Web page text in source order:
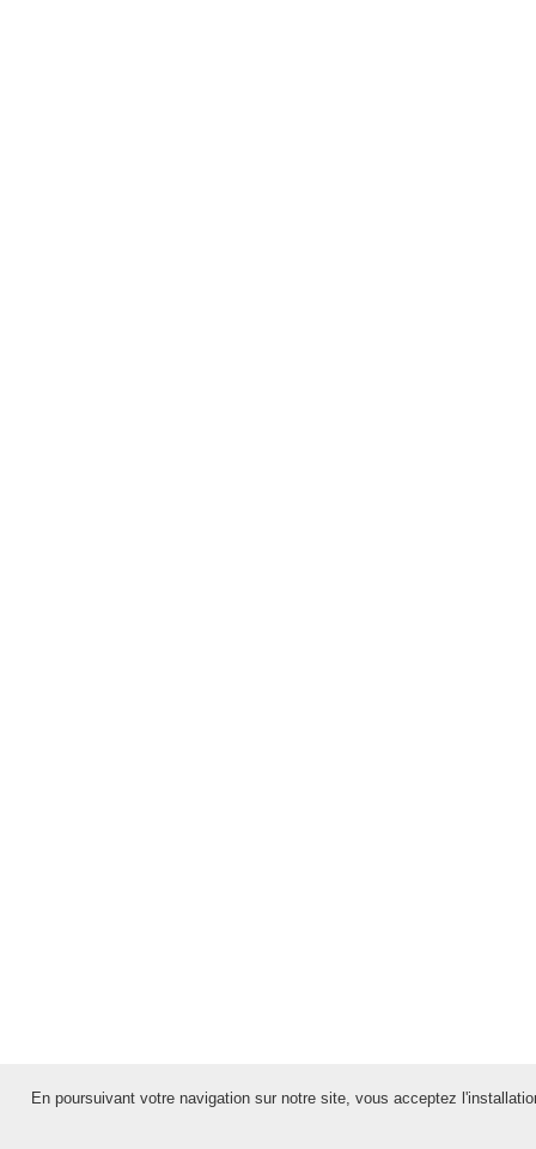
En poursuivant votre navigation sur notre site, vous acceptez